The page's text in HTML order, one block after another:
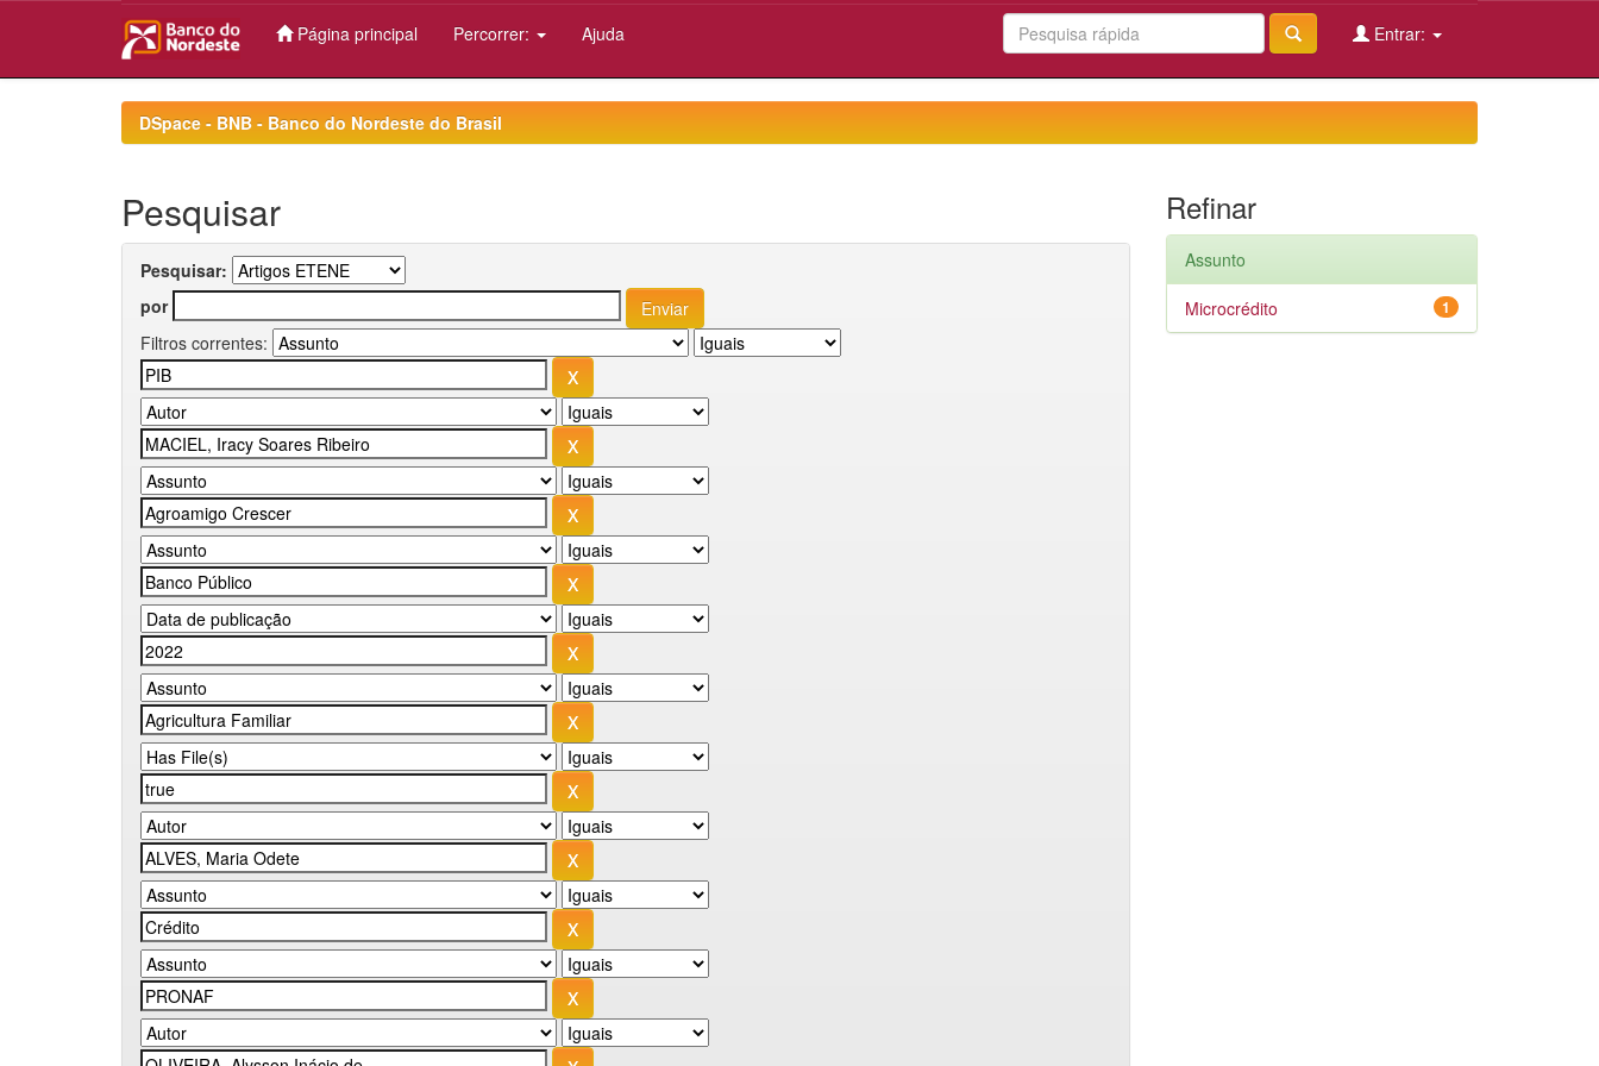
Página principal Percorrer: Ajuda Entrar:
DSpace - BNB - Banco do Nordeste do Brasil
Pesquisar
Pesquisar:
por
Filtros correntes:
Refinar
Assunto
1
Microcrédito